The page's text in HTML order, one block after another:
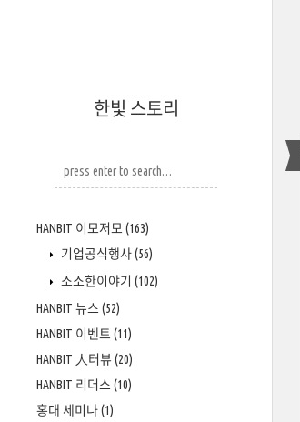
한빛 스토리
HANBIT 이모저모 (163)
기업공식행사(56)
소소한이야기 (102)
HANBIT 뉴스 (52)
HANBIT 이벤트 (11)
HANBIT 人터뷰 (20)
HANBIT 리더스 (10)
홍대 세미나(1)